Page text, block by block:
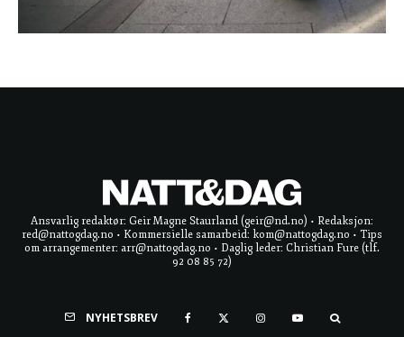
Ansvarlig redaktør: Geir Magne Staurland (geir@nd.no) • Redaksjon:
red@nattogdag.no • Kommersielle samarbeid: kom@nattogdag.no • Tips
om arrangementer: arr@nattogdag.no • Daglig leder: Christian Fure (tlf.
92 08 85 72)
NYHETSBREV